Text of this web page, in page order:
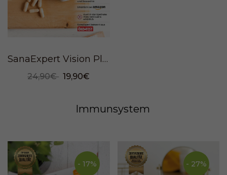
SanaExpert Vision Plus, 60 Kapseln
24,90€ 19,90€
Immunsystem
- 17% - 27%